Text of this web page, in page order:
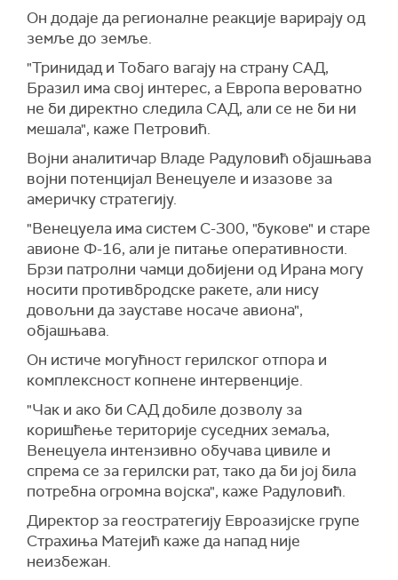
Он додаје да регионалне реакције варирају од
земље до земље.
"Тринидад и Тобаго вагају на страну САД,
Бразил има свој интерес, а Европа вероватно
не би директно следила САД, али се не би ни
мешала", каже Петровић.
Војни аналитичар Владе Радуловић објашњава
војни потенцијал Венецуеле и изазове за
америчку стратегију.
"Венецуела има систем С-300, "букове" и старе
авионе Ф-16, али је питање оперативности.
Брзи патролни чамци добијени од Ирана могу
носити противбродске ракете, али нису
довољни да зауставе носаче авиона",
објашњава.
Он истиче могућност герилског отпора и
комплексност копнене интервенције.
"Чак и ако би САД добиле дозволу за
коришћење територије суседних земаља,
Венецуела интензивно обучава цивиле и
спрема се за герилски рат, тако да би јој била
потребна огромна војска", каже Радуловић.
Директор за геостратегију Евроазијске групе
Страхиња Матејић каже да напад није
неизбежан.